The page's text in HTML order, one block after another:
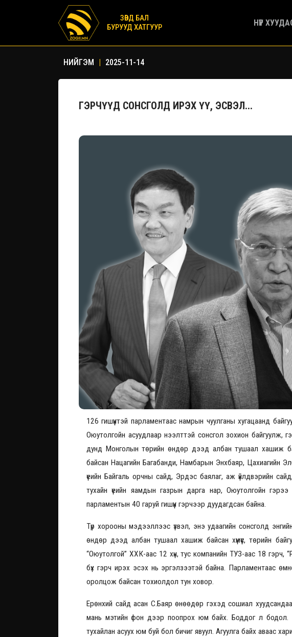
ЗӨВД БАЛ
БУРУУД ХАТГУУР
НҮҮР
НИЙГЭМ | 2025-11-14
ГЭРЧҮҮД СОНСГОЛД ИРЭХ ҮҮ, ЭСВЭЛ...
126 гишүүнтэй парламентаас намрын чуулганы хугацаанд
Оюутолгойн асуудлаар нээлттэй сонсгол зохион байгуулж,
дунд Монголын төрийн өндөр дээд албан тушаал хашиж
байсан Нацагийн Багабанди, Намбарын Энхбаяр, Цахиагийн
үеийн Байгаль орчны сайд, Эрдэс баялаг, аж үйлдвэрийн
тухайн үеийн яамдын газрын дарга нар, Оюутолгойн гэрээ
парламентын 40 гаруй гишүүн гэрчээр дуудагдсан байна.
Түр хорооны мэдээллээс үзвэл, энэ удаагийн сонсголд
өндөр дээд албан тушаал хашиж байсан хүмүүс, төрийн
“Оюутолгой” ХХК-аас 12 хүн, тус компанийн ТУЗ-аас 18 гэрч,
бүх гэрч ирэх эсэх нь эргэлзээтэй байна. Парламентаас
оролцож байсан тохиолдол тун ховор.
Ерөнхий сайд асан С.Баяр өнөөдөр гэхэд сошиал
мань мэтийн фон дээр поопрох юм байх. Боддог л бодол.
тухайлан асуух юм буй бол бичиг явуул. Агуулга байх аваас